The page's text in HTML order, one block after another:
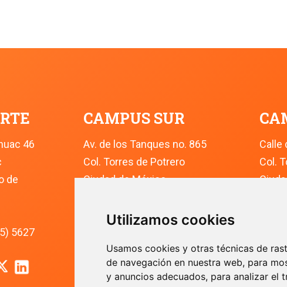
Utilizamos cookies
Usamos cookies y otras técnicas de
de navegación en nuestra web, para
y anuncios adecuados, para analizar el
46
de
5627
CAMPUS SUR
Av. de los Tanques no. 865
Col. Torres de Potrero
Ciudad de México
C.P. 01840
Calle
Col.
Ext.